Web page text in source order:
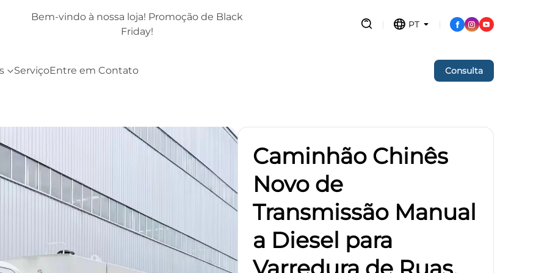
de Black
Bem-vindo à nossa loja! Promoção de Black
PT
ServiçoEntre em Contato Consulta
Caminhão Chinês
Novo de
Transmissão Manual
a Diesel para